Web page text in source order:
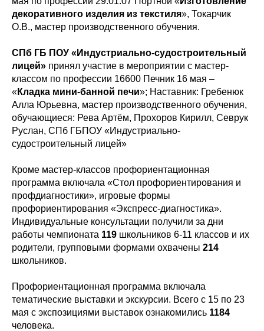
декоративного изделия из текстиля», Токарчик
О.В., мастер производственного обучения.
СПб ГБ ПОУ «Индустриально-судостроительный
лицей» принял участие в мероприятии с мастер-
классом по профессии 16600 Печник 16 мая –
«Кладка мини-банной печи»; Наставник: Гребенюк
Алла Юрьевна, мастер производственного обучения,
обучающиеся: Рева Артём, Прохоров Кирилл, Севрук
Руслан, СПб ГБПОУ «Индустриально-
судостроительный лицей»
Кроме мастер-классов профориентационная
программа включала «Стол профориентирования и
профдиагностики», игровые формы
профориентирования «Экспресс-диагностика».
Индивидуальные консультации получили за дни
работы чемпионата 119 школьников 6-11 классов и их
родители, групповыми формами охвачены 214
школьников.
Профориентационная программа включала
тематические выставки и экскурсии. Всего с 15 по 23
мая с экспозициями выставок ознакомились 1184
человека.